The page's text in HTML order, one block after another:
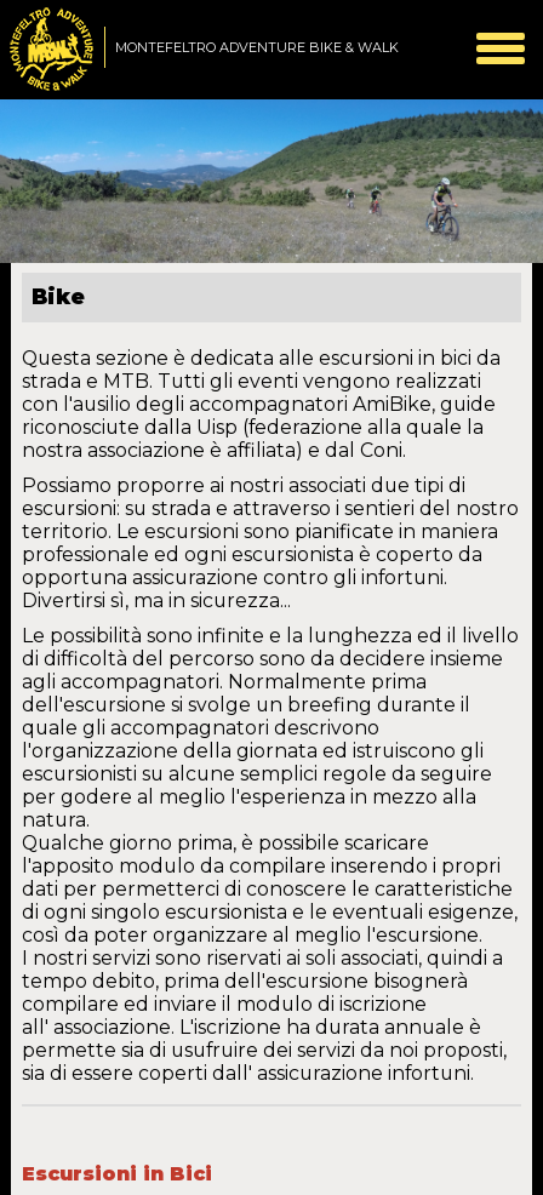
MONTEFELTRO ADVENTURE BIKE & WALK
Bike
Questa sezione è dedicata alle escursioni in bici da
strada e MTB. Tutti gli eventi vengono realizzati
con l'ausilio degli accompagnatori AmiBike, guide
riconosciute dalla Uisp (federazione alla quale la
nostra associazione è affiliata) e dal Coni.
Possiamo proporre ai nostri associati due tipi di
escursioni: su strada e attraverso i sentieri del nostro
territorio. Le escursioni sono pianificate in maniera
professionale ed ogni escursionista è coperto da
opportuna assicurazione contro gli infortuni.
Divertirsi sì, ma in sicurezza...
Le possibilità sono infinite e la lunghezza ed il livello
di difficoltà del percorso sono da decidere insieme
agli accompagnatori. Normalmente prima
dell'escursione si svolge un breefing durante il
quale gli accompagnatori descrivono
l'organizzazione della giornata ed istruiscono gli
escursionisti su alcune semplici regole da seguire
per godere al meglio l'esperienza in mezzo alla
natura.
Qualche giorno prima, è possibile scaricare
l'apposito modulo da compilare inserendo i propri
dati per permetterci di conoscere le caratteristiche
di ogni singolo escursionista e le eventuali esigenze,
così da poter organizzare al meglio l'escursione.
I nostri servizi sono riservati ai soli associati, quindi a
tempo debito, prima dell'escursione bisognerà
compilare ed inviare il modulo di iscrizione
all' associazione. L'iscrizione ha durata annuale è
permette sia di usufruire dei servizi da noi proposti,
sia di essere coperti dall' assicurazione infortuni.
Escursioni in Bici